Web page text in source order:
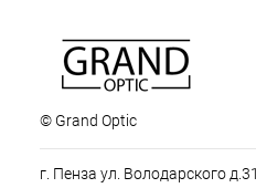
© Grand Optic
г. Пенза ул. Володарского